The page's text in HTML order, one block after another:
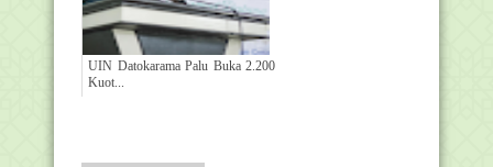
UIN Datokarama Palu Buka 2.200
Kuot...